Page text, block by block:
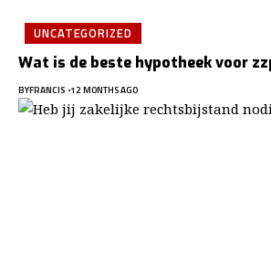
UNCATEGORIZED
Wat is de beste hypotheek voor
BYFRANCIS 12 MONTHS AGO